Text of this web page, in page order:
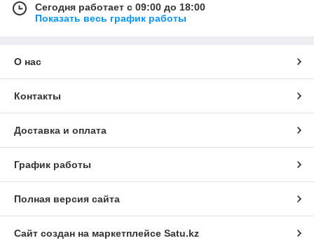
Сегодня работает с 09:00 до 18:00
Показать весь график работы
О нас
Контакты
Доставка и оплата
График работы
Полная версия сайта
Сайт создан на маркетплейсе Satu.kz